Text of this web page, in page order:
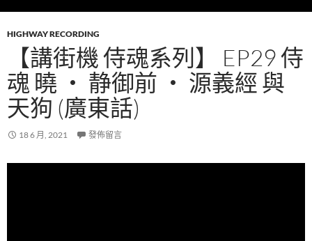
HIGHWAY RECORDING
【講街機 侍魂系列】 EP29 侍
魂 曉 ‧ 静御前 ‧ 源義經 與
天狗 (廣東話)
18 6 月, 2021 發佈留言